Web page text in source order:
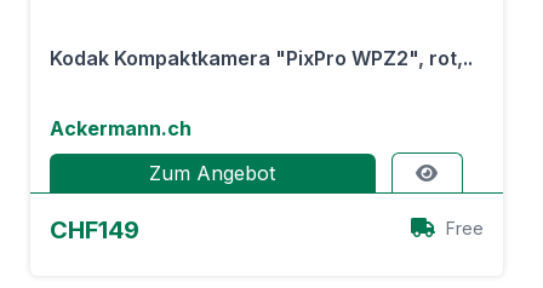
Kodak Kompaktkamera "PixPro WPZ2", rot,..
Ackermann.ch
Zum Angebot
CHF149 Free